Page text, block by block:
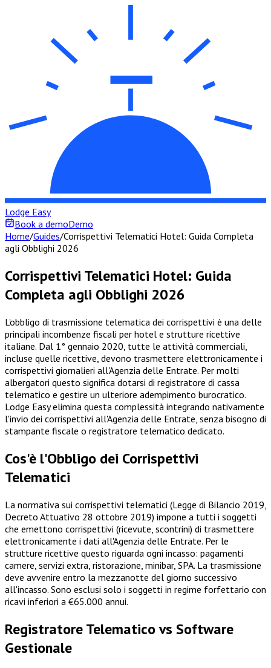
Lodge Easy
Book a demoDemo
Home/Guides/Corrispettivi Telematici Hotel: Guida Completa
agli Obblighi 2026
Corrispettivi Telematici Hotel: Guida
Completa agli Obblighi 2026
L'obbligo di trasmissione telematica dei corrispettivi è una delle
principali incombenze fiscali per hotel e strutture ricettive
italiane. Dal 1° gennaio 2020, tutte le attività commerciali,
incluse quelle ricettive, devono trasmettere elettronicamente i
corrispettivi giornalieri all'Agenzia delle Entrate. Per molti
albergatori questo significa dotarsi di registratore di cassa
telematico e gestire un ulteriore adempimento burocratico.
Lodge Easy elimina questa complessità integrando nativamente
l'invio dei corrispettivi all'Agenzia delle Entrate, senza bisogno di
stampante fiscale o registratore telematico dedicato.
Cos'è l'Obbligo dei Corrispettivi
Telematici
La normativa sui corrispettivi telematici (Legge di Bilancio 2019,
Decreto Attuativo 28 ottobre 2019) impone a tutti i soggetti
che emettono corrispettivi (ricevute, scontrini) di trasmettere
elettronicamente i dati all'Agenzia delle Entrate. Per le
strutture ricettive questo riguarda ogni incasso: pagamenti
camere, servizi extra, ristorazione, minibar, SPA. La trasmissione
deve avvenire entro la mezzanotte del giorno successivo
all'incasso. Sono esclusi solo i soggetti in regime forfettario con
ricavi inferiori a €65.000 annui.
Registratore Telematico vs Software
Gestionale